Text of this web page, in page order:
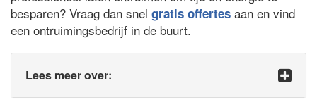
besparen? Vraag dan snel gratis offertes aan en vind
een ontruimingsbedrijf in de buurt.
Lees meer over: